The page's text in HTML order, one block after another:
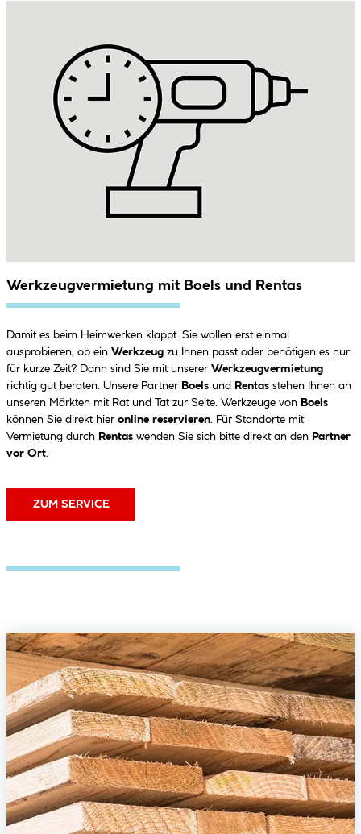
Werkzeugvermietung mit Boels und Rentas
Damit es beim Heimwerken klappt. Sie wollen erst einmal
ausprobieren, ob ein Werkzeug zu Ihnen passt oder benötigen es nur
für kurze Zeit? Dann sind Sie mit unserer Werkzeugvermietung
richtig gut beraten. Unsere Partner Boels und Rentas stehen Ihnen an
unseren Märkten mit Rat und Tat zur Seite. Werkzeuge von Boels
können Sie direkt hier online reservieren. Für Standorte mit
Vermietung durch Rentas wenden Sie sich bitte direkt an den Partner
vor Ort.
ZUM SERVICE